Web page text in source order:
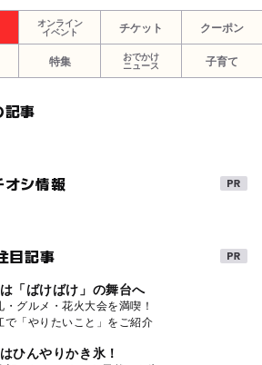
オンライン
イベント
チケット クーポン
特集
おでかけ
ニュース
子育て
記事
オシ情報
目記事
「ばけばけ」の舞台へ
・グルメ・花火大会を満喫！
で「やりたいこと」をご紹介
ひんやりかき氷！